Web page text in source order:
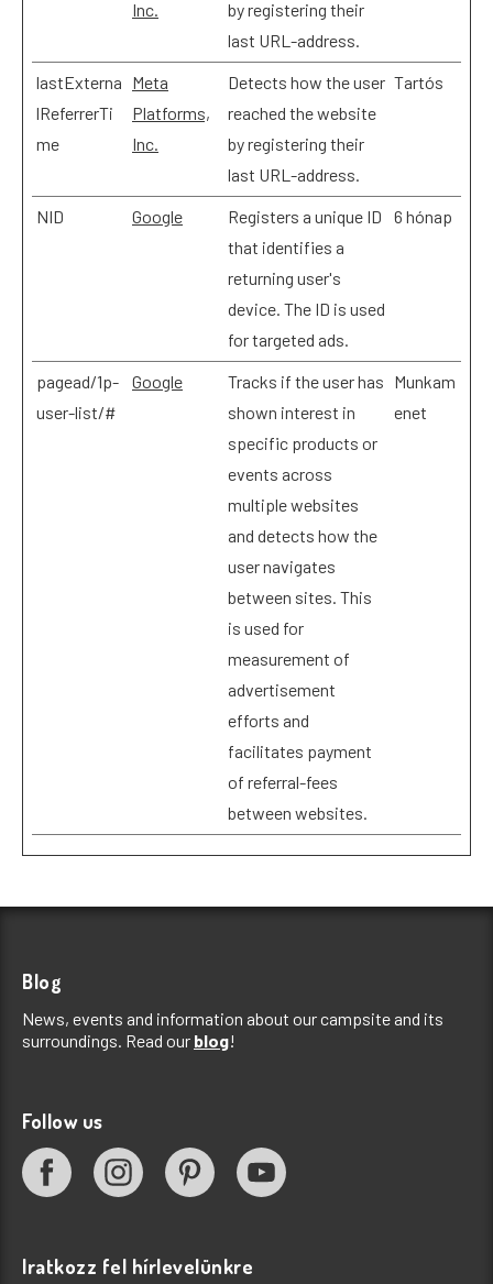
Inc.
by registering their
last URL-address.
lastExterna
lReferrerTi
me
Meta
Platforms,
Inc.
Detects how the user
reached the website
by registering their
last URL-address.
Tartós
NID Google
Registers a unique ID
that identifies a
returning user's
device. The ID is used
for targeted ads.
6 hónap
pagead/1p-
user-list/#
Google
Tracks if the user has
shown interest in
specific products or
events across
multiple websites
and detects how the
user navigates
between sites. This
is used for
measurement of
advertisement
efforts and
facilitates payment
of referral-fees
between websites.
Munkam
enet
Blog
News, events and information about our campsite and its
surroundings. Read our blog!
Follow us
Iratkozz fel hírlevelünkre